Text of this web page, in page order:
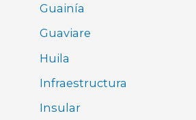
Guainía
Guaviare
Huila
Infraestructura
Insular